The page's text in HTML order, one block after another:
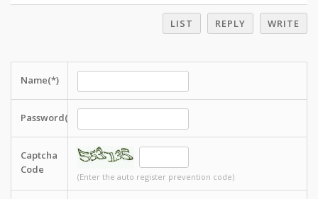
LIST REPLY WRITE
Name(*)
Password(*)
Captcha
Code
(Enter the auto register prevention code)